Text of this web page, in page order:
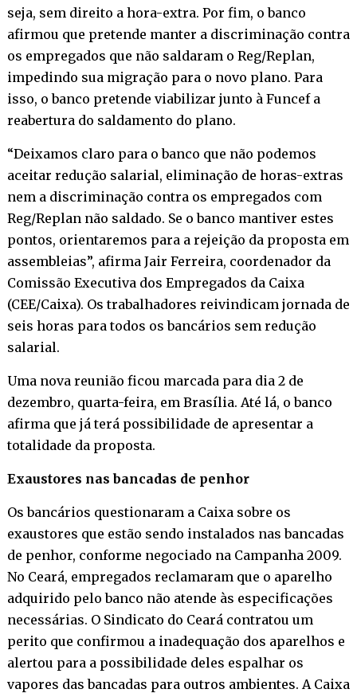
seja, sem direito a hora-extra. Por fim, o banco
afirmou que pretende manter a discriminação contra
os empregados que não saldaram o Reg/Replan,
impedindo sua migração para o novo plano. Para
isso, o banco pretende viabilizar junto à Funcef a
reabertura do saldamento do plano.
“Deixamos claro para o banco que não podemos
aceitar redução salarial, eliminação de horas-extras
nem a discriminação contra os empregados com
Reg/Replan não saldado. Se o banco mantiver estes
pontos, orientaremos para a rejeição da proposta em
assembleias”, afirma Jair Ferreira, coordenador da
Comissão Executiva dos Empregados da Caixa
(CEE/Caixa). Os trabalhadores reivindicam jornada de
seis horas para todos os bancários sem redução
salarial.
Uma nova reunião ficou marcada para dia 2 de
dezembro, quarta-feira, em Brasília. Até lá, o banco
afirma que já terá possibilidade de apresentar a
totalidade da proposta.
Exaustores nas bancadas de penhor
Os bancários questionaram a Caixa sobre os
exaustores que estão sendo instalados nas bancadas
de penhor, conforme negociado na Campanha 2009.
No Ceará, empregados reclamaram que o aparelho
adquirido pelo banco não atende às especificações
necessárias. O Sindicato do Ceará contratou um
perito que confirmou a inadequação dos aparelhos e
alertou para a possibilidade deles espalhar os
vapores das bancadas para outros ambientes. A Caixa